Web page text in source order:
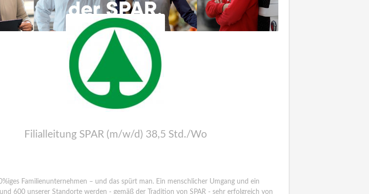
Filialleitung SPAR (m/w/d) 38,5 Std./Wo
Familienunternehmen – und das spürt man. Ein menschlicher Umgang und ein
600 unserer Standorte werden - gemäß der Tradition von SPAR - sehr erfolgreich von